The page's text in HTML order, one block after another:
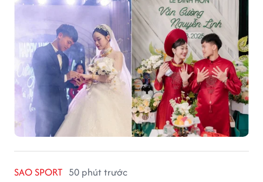
SAO SPORT 50 phút trước